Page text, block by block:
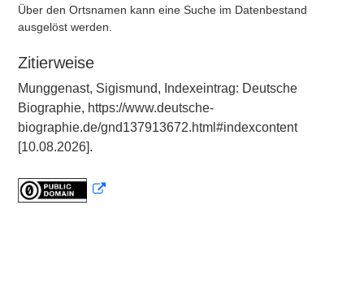
Über den Ortsnamen kann eine Suche im Datenbestand
ausgelöst werden.
Zitierweise
Munggenast, Sigismund, Indexeintrag: Deutsche
Biographie, https://www.deutsche-
biographie.de/gnd137913672.html#indexcontent
[10.08.2026].